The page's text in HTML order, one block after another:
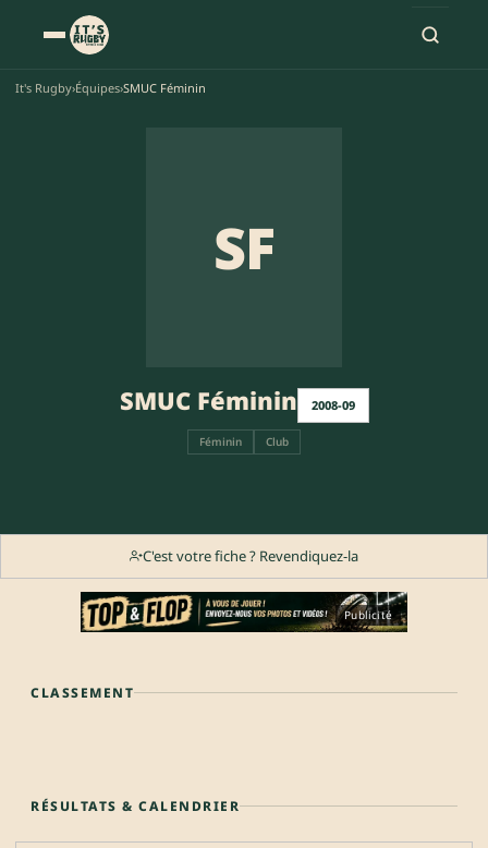
It's Rugby›Équipes›SMUC Féminin
SF
SMUC Féminin 2008-09
Féminin Club
C'est votre fiche ? Revendiquez-la
Publicité
CLASSEMENT
RÉSULTATS & CALENDRIER